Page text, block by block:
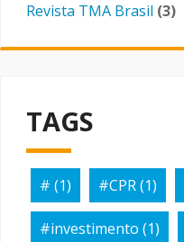
Revista TMA Brasil (3)
TAGS
# (1) #CPR(1)
#investimento (1)